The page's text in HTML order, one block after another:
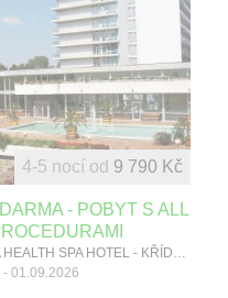
- POBYT S ALL
01.09.2026
4-5 nocí od 9 790 Kč